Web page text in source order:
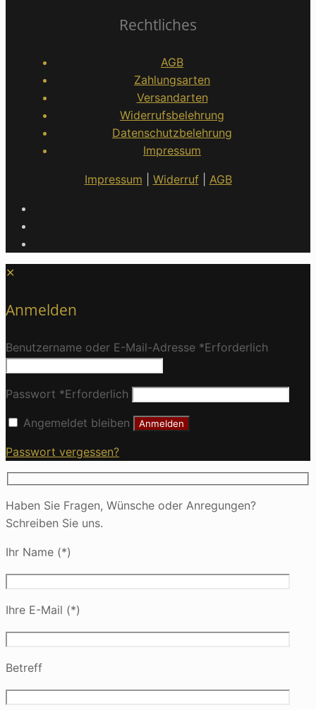
Rechtliches
AGB
Zahlungsarten
Versandarten
Widerrufsbelehrung
Datenschutzbelehrung
Impressum
Impressum Widerruf| AGB
✕
Anmelden
Benutzername oder E-Mail-Adresse *Erforderlich
Passwort *Erforderlich
Angemeldet bleiben Anmelden
Passwort vergessen?
Haben Sie Fragen, Wünsche oder Anregungen?
Schreiben Sie uns.
Ihr Name (*)
Ihre E-Mail (*)
Betreff